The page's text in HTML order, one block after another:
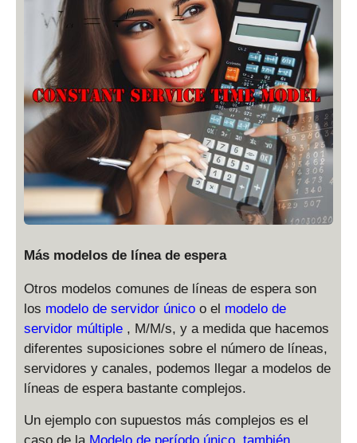
Más modelos de línea de espera
Otros modelos comunes de líneas de espera son
los modelo de servidor único o el modelo de
servidor múltiple , M/M/s, y a medida que hacemos
diferentes suposiciones sobre el número de líneas,
servidores y canales, podemos llegar a modelos de
líneas de espera bastante complejos.
Un ejemplo con supuestos más complejos es el